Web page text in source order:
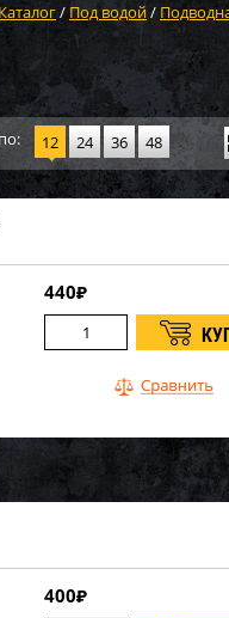
Каталог/ Под водой/
12 24 36 48
440₽
400₽